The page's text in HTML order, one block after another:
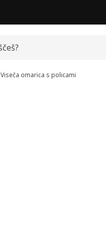
Viseča omarica s policami